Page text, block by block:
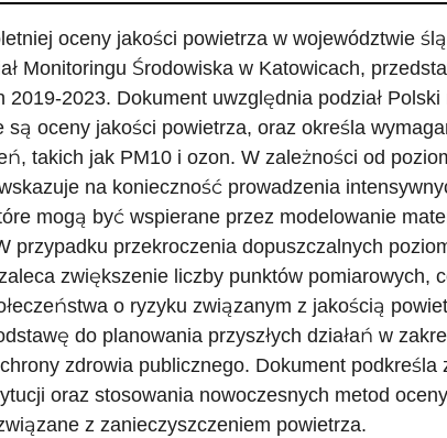
oceny jakości powietrza w województwie
Monitoringu Środowiska w Katowicach,
2023. Dokument uwzględnia podział Polski
są oceny jakości powietrza, oraz określa
takich jak PM10 i ozon. W zależności od
na konieczność prowadzenia
mogą być wspierane przez modelowanie
przypadku przekroczenia dopuszczalnych
zwiększenie liczby punktów pomiarowych,
o ryzyku związanym z jakością
do planowania przyszłych działań w
zdrowia publicznego. Dokument podkreśla
oraz stosowania nowoczesnych metod
z zanieczyszczeniem powietrza.